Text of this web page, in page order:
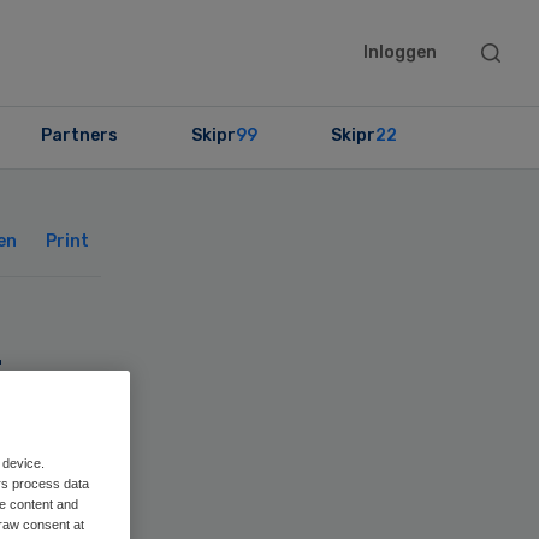
Inloggen
Search
Partners Skipr99 Skipr22
Print
process data
content and
consent at